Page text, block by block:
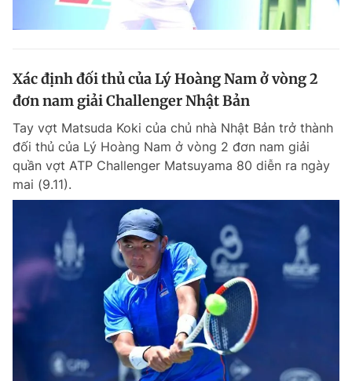
Xác định đối thủ của Lý Hoàng Nam ở vòng 2
đơn nam giải Challenger Nhật Bản
Tay vợt Matsuda Koki của chủ nhà Nhật Bản trở thành
đối thủ của Lý Hoàng Nam ở vòng 2 đơn nam giải
quần vợt ATP Challenger Matsuyama 80 diễn ra ngày
mai (9.11).